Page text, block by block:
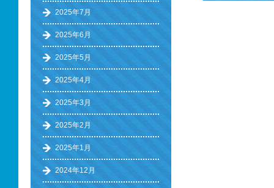
2025年7月
2025年6月
2025年5月
2025年4月
2025年3月
2025年2月
2025年1月
2024年12月